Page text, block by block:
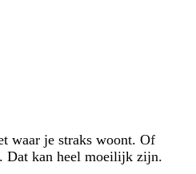
waar je straks woont. Of
Dat kan heel moeilijk zijn.